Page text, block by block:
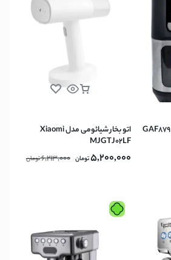
اتو بخار شیائومی مدل Xiaomi
MJGTJ02LF
5,200,000تومان 6,213,000تومان